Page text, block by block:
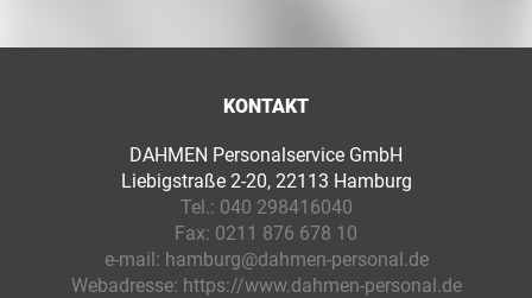
KONTAKT
DAHMEN Personalservice GmbH
Liebigstraße 2-20, 22113 Hamburg
Tel.: 040 298416040
Fax: 0211 876 678 10
e-mail: hamburg@dahmen-personal.de
Webadresse: https://www.dahmen-personal.de